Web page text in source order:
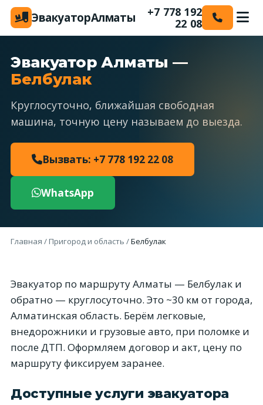
ЭвакуаторАлматы
+7 778 192
22 08
Эвакуатор Алматы —
Белбулак
Круглосуточно, ближайшая свободная
машина, точную цену называем до выезда.
Вызвать: +7 778 192 22 08
WhatsApp
Главная /Пригород и область /Белбулак
Эвакуатор по маршруту Алматы — Белбулак и
обратно — круглосуточно. Это ~30 км от города,
Алматинская область. Берём легковые,
внедорожники и грузовые авто, при поломке и
после ДТП. Оформляем договор и акт, цену по
маршруту фиксируем заранее.
Доступные услуги эвакуатора